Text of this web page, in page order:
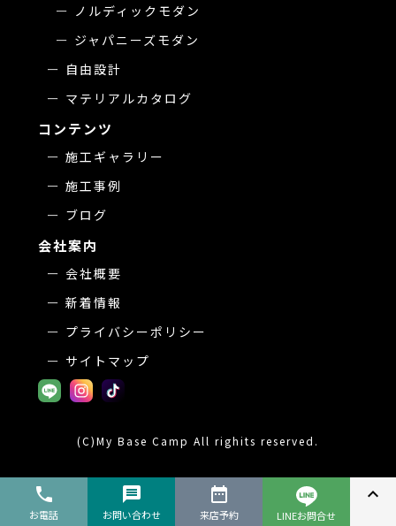
ノルディックモダン
ジャパニーズモダン
自由設計
マテリアルカタログ
コンテンツ
施工ギャラリー
施工事例
ブログ
会社案内
会社概要
新着情報
プライバシーポリシー
サイトマップ
(C)My Base Camp All righits reserved.
phone
お電話
message
お問い合わせ
date_range
来店予約 LINEお問合せ
expand_less